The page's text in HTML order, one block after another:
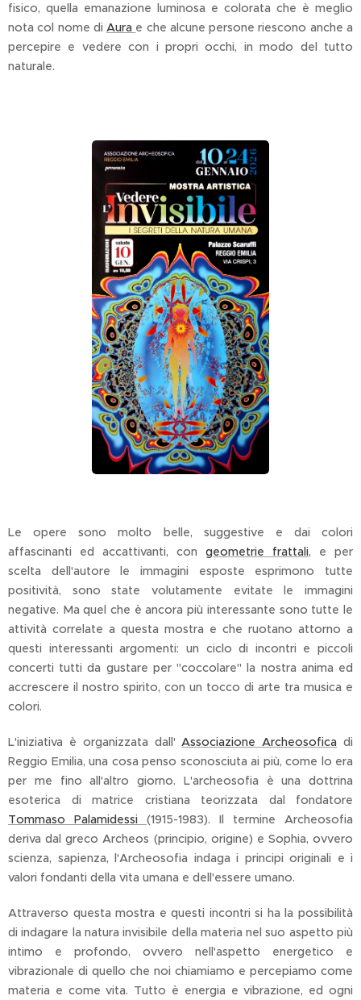
fisico, quella emanazione luminosa e colorata che è meglio
nota col nome diAura e che alcune persone riescono anche a
percepire e vedere con i propri occhi, in modo del tutto
naturale.
Le opere sono molto belle, suggestive e dai colori
affascinanti ed accattivanti, con geometrie frattali, e per
scelta dell'autore le immagini esposte esprimono tutte
positività, sono state volutamente evitate le immagini
negative. Ma quel che è ancora più interessante sono tutte le
attività correlate a questa mostra e che ruotano attorno a
questi interessanti argomenti: un ciclo di incontri e piccoli
concerti tutti da gustare per "coccolare" la nostra anima ed
accrescere il nostro spirito, con un tocco di arte tra musica e
colori.
L'iniziativa è organizzata dall'Associazione Archeosofica di
Reggio Emilia, una cosa penso sconosciuta ai più, come lo era
per me fino all'altro giorno. L'archeosofia è una dottrina
esoterica di matrice cristiana teorizzata dal fondatore
Tommaso Palamidessi (1915-1983). Il termine Archeosofia
deriva dal greco Archeos (principio, origine) e Sophia, ovvero
scienza, sapienza, l'Archeosofia indaga i principi originali e i
valori fondanti della vita umana e dell'essere umano.
Attraverso questa mostra e questi incontri si ha la possibilità
di indagare la natura invisibile della materia nel suo aspetto più
intimo e profondo, ovvero nell'aspetto energetico e
vibrazionale di quello che noi chiamiamo e percepiamo come
materia e come vita. Tutto è energia e vibrazione, ed ogni